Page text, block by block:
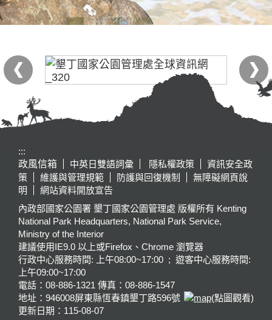
:::
政風信箱
中英日雙語詞彙 隱私權政策
資訊安全政
策
維護與管理規範 防護與回復機制
無障礙網頁說
明
網站資料開放宣告
內政部國家公園署 墾丁國家公園管理處 版權所有 Kenting
National Park Headquarters, National Park Service,
Ministry of the Interior
建議使用IE9.0 以上或Firefox、Chrome 瀏覽器
行政中心服務時間: 上午08:00~17:00 ; 遊客中心服務時間:
上午09:00~17:00
電話：08-886-1321 傳真：08-886-1547
地址：946008屏東縣恆春鎮墾丁路596號
(點圖觀看)
更新日期： 115-08-07